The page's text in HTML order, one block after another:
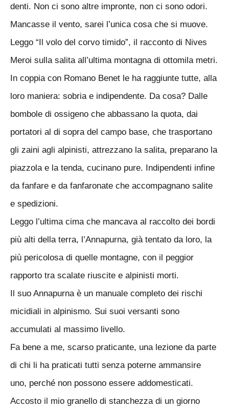
denti. Non ci sono altre impronte, non ci sono odori.
Mancasse il vento, sarei l’unica cosa che si muove.
Leggo “Il volo del corvo timido”, il racconto di Nives
Meroi sulla salita all’ultima montagna di ottomila metri.
In coppia con Romano Benet le ha raggiunte tutte, alla
loro maniera: sobria e indipendente. Da cosa? Dalle
bombole di ossigeno che abbassano la quota, dai
portatori al di sopra del campo base, che trasportano
gli zaini agli alpinisti, attrezzano la salita, preparano la
piazzola e la tenda, cucinano pure. Indipendenti infine
da fanfare e da fanfaronate che accompagnano salite
e spedizioni.
Leggo l’ultima cima che mancava al raccolto dei bordi
più alti della terra, l’Annapurna, già tentato da loro, la
più pericolosa di quelle montagne, con il peggior
rapporto tra scalate riuscite e alpinisti morti.
Il suo Annapurna è un manuale completo dei rischi
micidiali in alpinismo. Sui suoi versanti sono
accumulati al massimo livello.
Fa bene a me, scarso praticante, una lezione da parte
di chi li ha praticati tutti senza poterne ammansire
uno, perché non possono essere addomesticati.
Accosto il mio granello di stanchezza di un giorno